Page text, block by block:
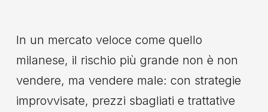
In un mercato veloce come quello
milanese, il rischio più grande non è non
vendere, ma vendere male: con strategie
improvvisate, prezzi sbagliati e trattative